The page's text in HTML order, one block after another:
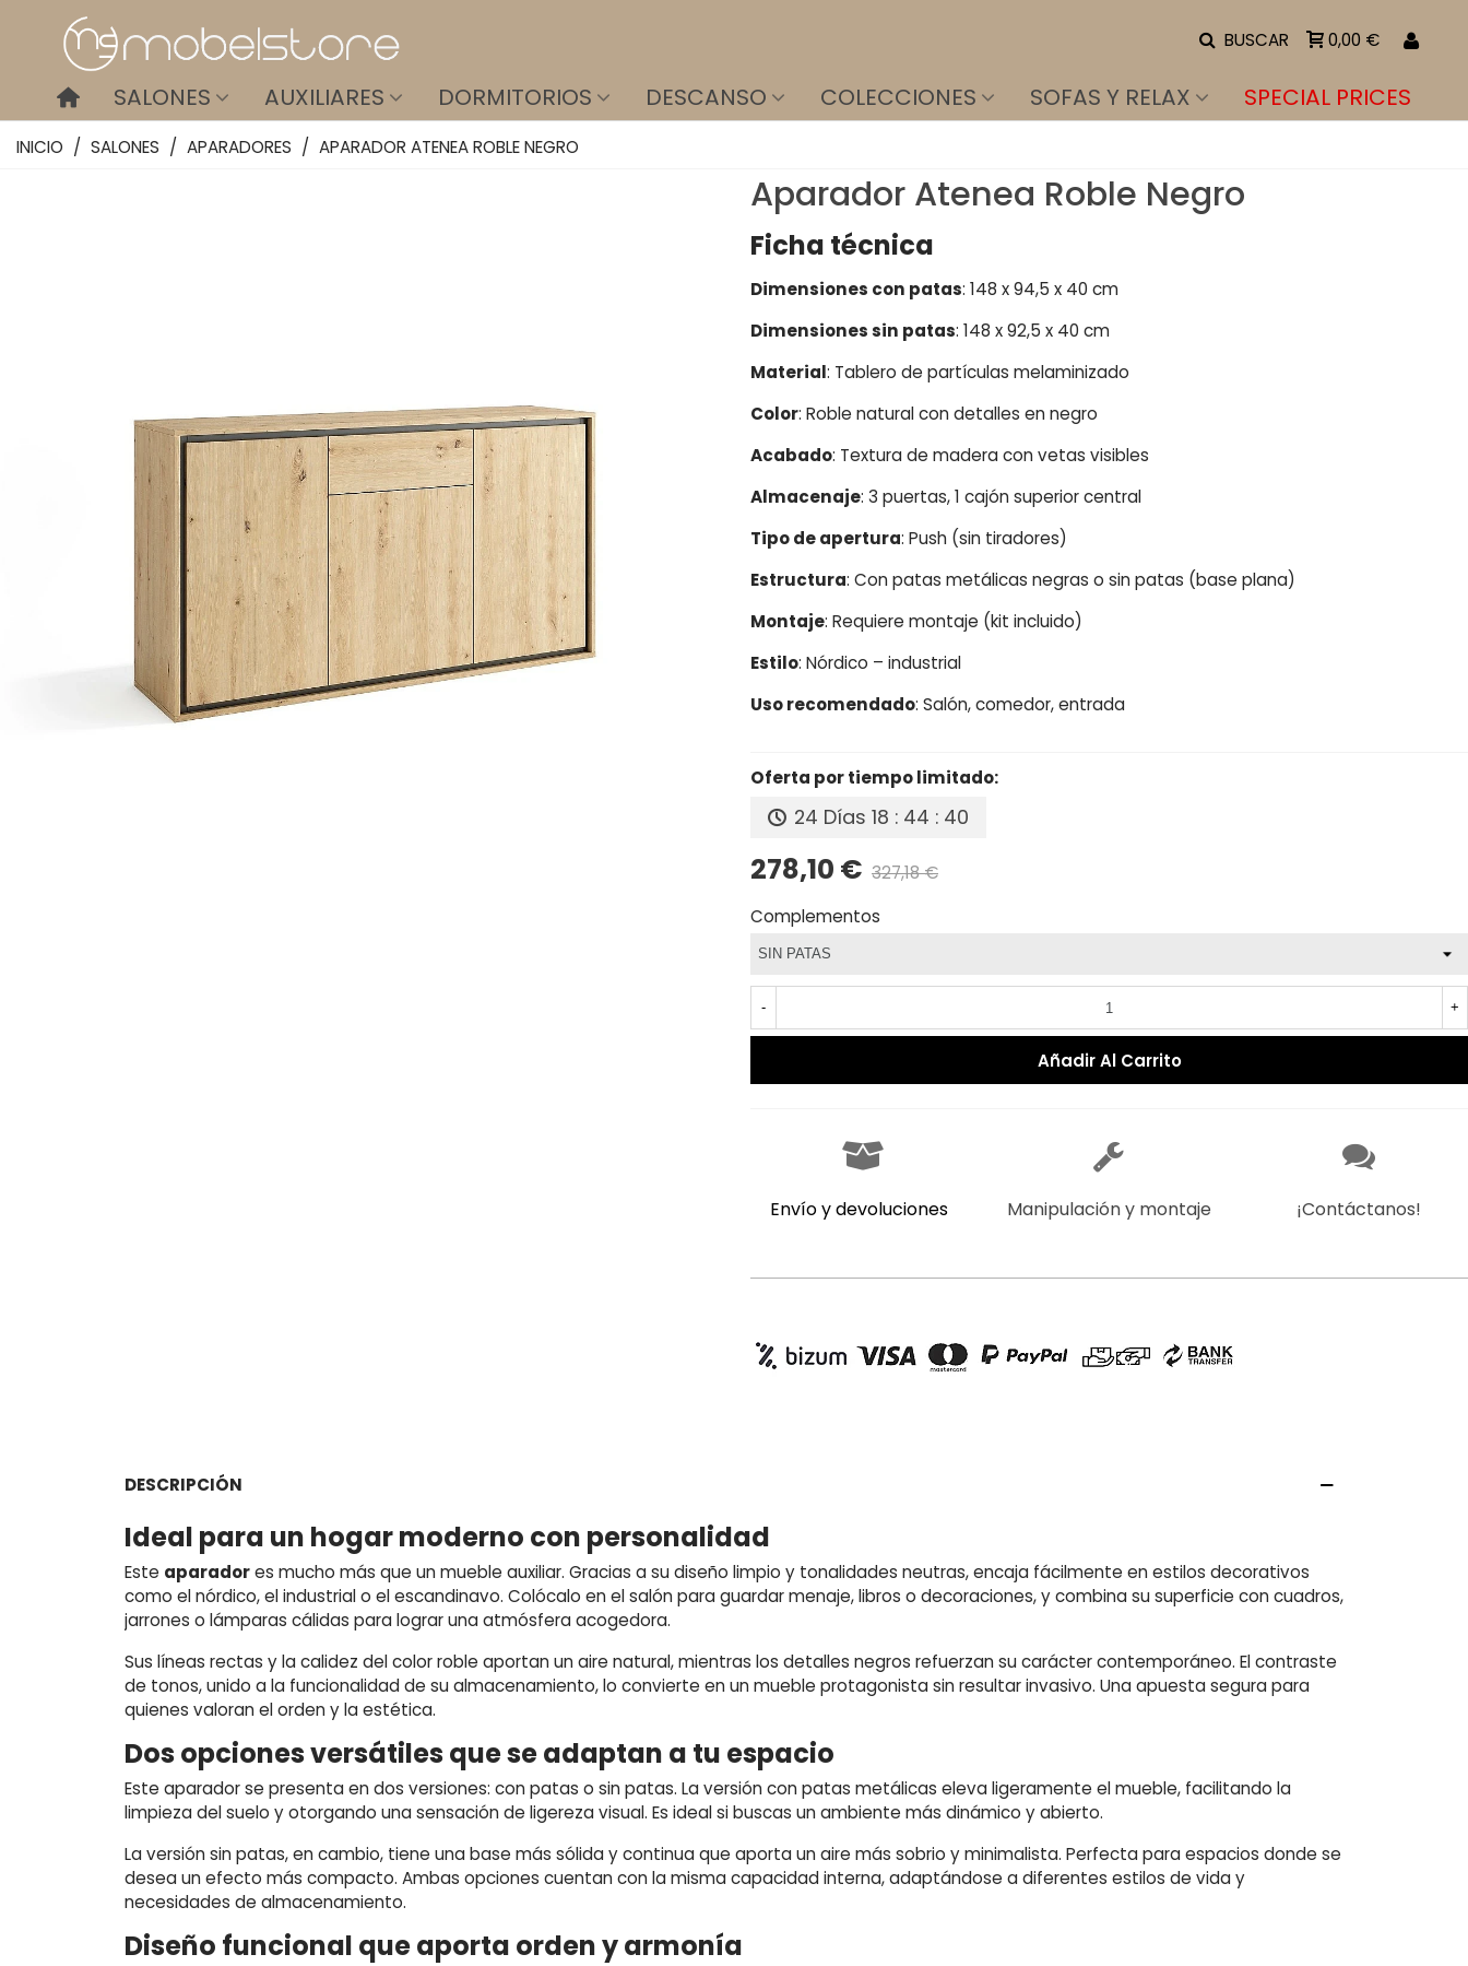
BUSCAR 0,00 €
SALONES AUXILIARES DORMITORIOS DESCANSO COLECCIONES SOFAS Y RELAX SPECIAL PRICES
INICIO / SALONES / APARADORES / APARADOR ATENEA ROBLE NEGRO
Aparador Atenea Roble Negro
Ficha técnica
Dimensiones con patas: 148 x 94,5 x 40 cm
Dimensiones sin patas: 148 x 92,5 x 40 cm
Material: Tablero de partículas melaminizado
Color: Roble natural con detalles en negro
Acabado: Textura de madera con vetas visibles
Almacenaje: 3 puertas, 1 cajón superior central
Tipo de apertura: Push (sin tiradores)
Estructura: Con patas metálicas negras o sin patas (base plana)
Montaje: Requiere montaje (kit incluido)
Estilo: Nórdico – industrial
Uso recomendado: Salón, comedor, entrada
Oferta por tiempo limitado:
24 Días 18 : 44 : 39
278,10 € 327,18 €
Complementos
- +
Añadir Al Carrito
Envío y devoluciones Manipulación y montaje ¡Contáctanos!
DESCRIPCIÓN
Ideal para un hogar moderno con personalidad
Este aparadores mucho más que un mueble auxiliar. Gracias a su diseño limpio y tonalidades neutras, encaja fácilmente en estilos decorativos
como el nórdico, el industrial o el escandinavo. Colócalo en el salón para guardar menaje, libros o decoraciones, y combina su superficie con cuadros,
jarrones o lámparas cálidas para lograr una atmósfera acogedora.
Sus líneas rectas y la calidez del color roble aportan un aire natural, mientras los detalles negros refuerzan su carácter contemporáneo. El contraste
de tonos, unido a la funcionalidad de su almacenamiento, lo convierte en un mueble protagonista sin resultar invasivo. Una apuesta segura para
quienes valoran el orden y la estética.
Dos opciones versátiles que se adaptan a tu espacio
Este aparador se presenta en dos versiones: con patas o sin patas. La versión con patas metálicas eleva ligeramente el mueble, facilitando la
limpieza del suelo y otorgando una sensación de ligereza visual. Es ideal si buscas un ambiente más dinámico y abierto.
La versión sin patas, en cambio, tiene una base más sólida y continua que aporta un aire más sobrio y minimalista. Perfecta para espacios donde se
desea un efecto más compacto. Ambas opciones cuentan con la misma capacidad interna, adaptándose a diferentes estilos de vida y
necesidades de almacenamiento.
Diseño funcional que aporta orden y armonía